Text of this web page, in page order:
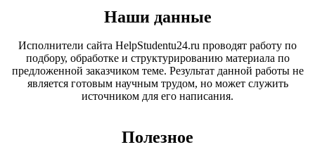
Наши данные
Исполнители сайта HelpStudentu24.ru проводят работу по
подбору, обработке и структурированию материала по
предложенной заказчиком теме. Результат данной работы не
является готовым научным трудом, но может служить
источником для его написания.
Полезное